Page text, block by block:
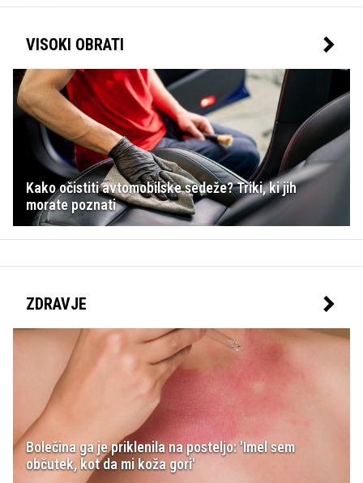
VISOKI OBRATI
Kako očistiti avtomobilske sedeže? Triki, ki jih
morate poznati
ZDRAVJE
Bolečina ga je priklenila na posteljo: 'Imel sem
občutek, kot da mi koža gori'